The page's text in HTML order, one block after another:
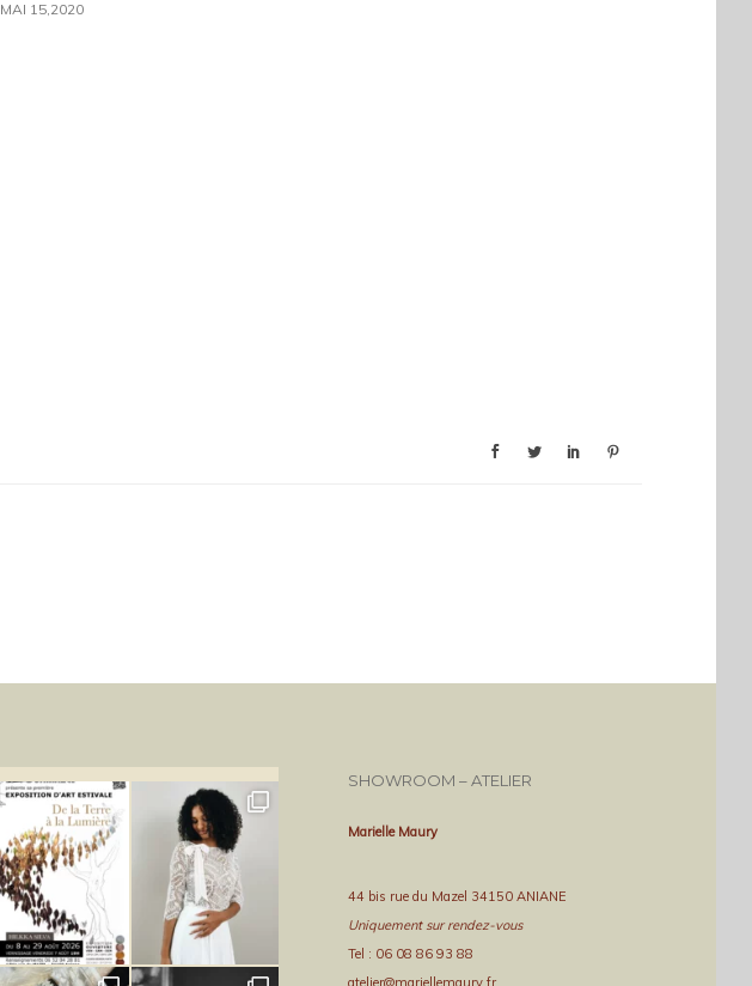
MAI 15,2020
SHOWROOM – ATELIER
Marielle Maury
44 bis rue du Mazel 34150 ANIANE
Uniquement sur rendez-vous
Tel : 06 08 86 93 88
atelier@mariellemaury.fr